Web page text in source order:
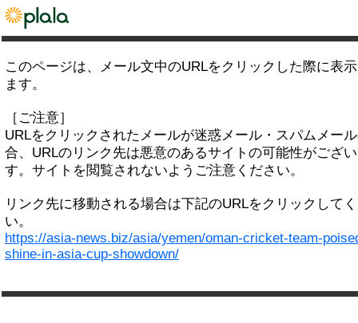
このページは、メール文中のURLをクリックした際に表
ます。
［ご注意］
URLをクリックされたメールが迷惑メール・スパムメー
合、URLのリンク先は悪意のあるサイトの可能性がござ
す。サイトを閲覧されないようご注意ください。
リンク先に移動される場合は下記のURLをクリックして
い。
https://asia-news.biz/asia/yemen/oman-cricket-team-
shine-in-asia-cup-showdown/